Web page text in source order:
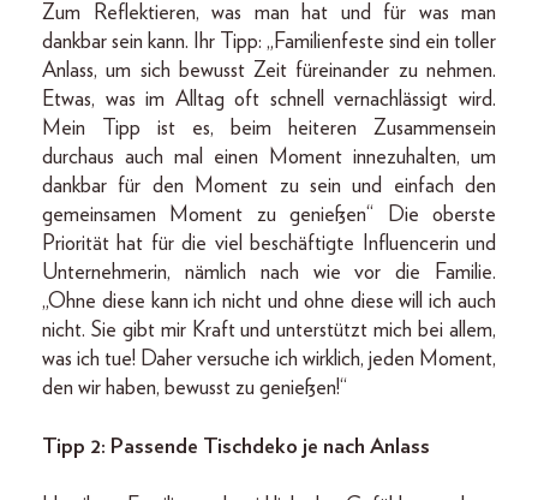
Zum Reflektieren, was man hat und für was man
dankbar sein kann. Ihr Tipp: „Familienfeste sind ein toller
Anlass, um sich bewusst Zeit füreinander zu nehmen.
Etwas, was im Alltag oft schnell vernachlässigt wird.
Mein Tipp ist es, beim heiteren Zusammensein
durchaus auch mal einen Moment innezuhalten, um
dankbar für den Moment zu sein und einfach den
gemeinsamen Moment zu genießen“ Die oberste
Priorität hat für die viel beschäftigte Influencerin und
Unternehmerin, nämlich nach wie vor die Familie.
„Ohne diese kann ich nicht und ohne diese will ich auch
nicht. Sie gibt mir Kraft und unterstützt mich bei allem,
was ich tue! Daher versuche ich wirklich, jeden Moment,
den wir haben, bewusst zu genießen!“
Tipp 2: Passende Tischdeko je nach Anlass